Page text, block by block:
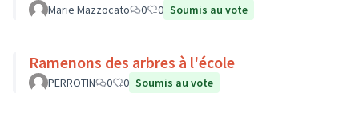
Marie Mazzocato 0 0 Soumis au vote
Ramenons des arbres à l'école
PERROTIN 0 0 Soumis au vote